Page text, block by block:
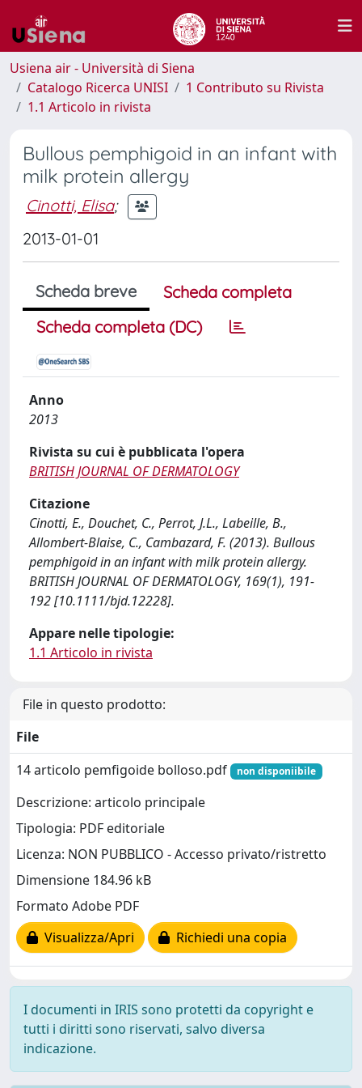
Usiena air - Università di Siena
Catalogo Ricerca UNISI
1 Contributo su Rivista
1.1 Articolo in rivista
Bullous pemphigoid in an infant with
milk protein allergy
Cinotti, Elisa;
2013-01-01
Scheda breve
Scheda completa
Scheda completa (DC)
Anno
2013
Rivista su cui è pubblicata l'opera
BRITISH JOURNAL OF DERMATOLOGY
Citazione
Cinotti, E., Douchet, C., Perrot, J.L., Labeille, B.,
Allombert-Blaise, C., Cambazard, F. (2013). Bullous
pemphigoid in an infant with milk protein allergy.
BRITISH JOURNAL OF DERMATOLOGY, 169(1), 191-
192 [10.1111/bjd.12228].
Appare nelle tipologie:
1.1 Articolo in rivista
File in questo prodotto:
File
14 articolo pemfigoide bolloso.pdf
non disponiibile
Descrizione: articolo principale
Tipologia: PDF editoriale
Licenza: NON PUBBLICO - Accesso privato/ristretto
Dimensione 184.96 kB
Formato Adobe PDF
Visualizza/Apri
Richiedi una copia
I documenti in IRIS sono protetti da copyright e
tutti i diritti sono riservati, salvo diversa
indicazione.